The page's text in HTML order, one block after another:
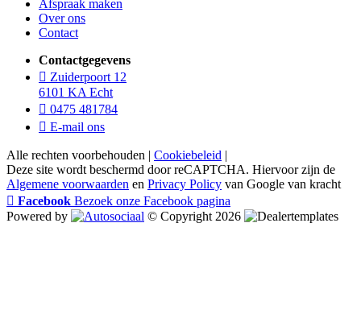
Afspraak maken
Over ons
Contact
Contactgegevens
Zuiderpoort 12
6101 KA Echt
0475 481784
E-mail ons
Alle rechten voorbehouden | Cookiebeleid |
Deze site wordt beschermd door reCAPTCHA. Hiervoor zijn de
Algemene voorwaarden en Privacy Policy van Google van kracht
Facebook Bezoek onze Facebook pagina
Powered by
© Copyright 2026